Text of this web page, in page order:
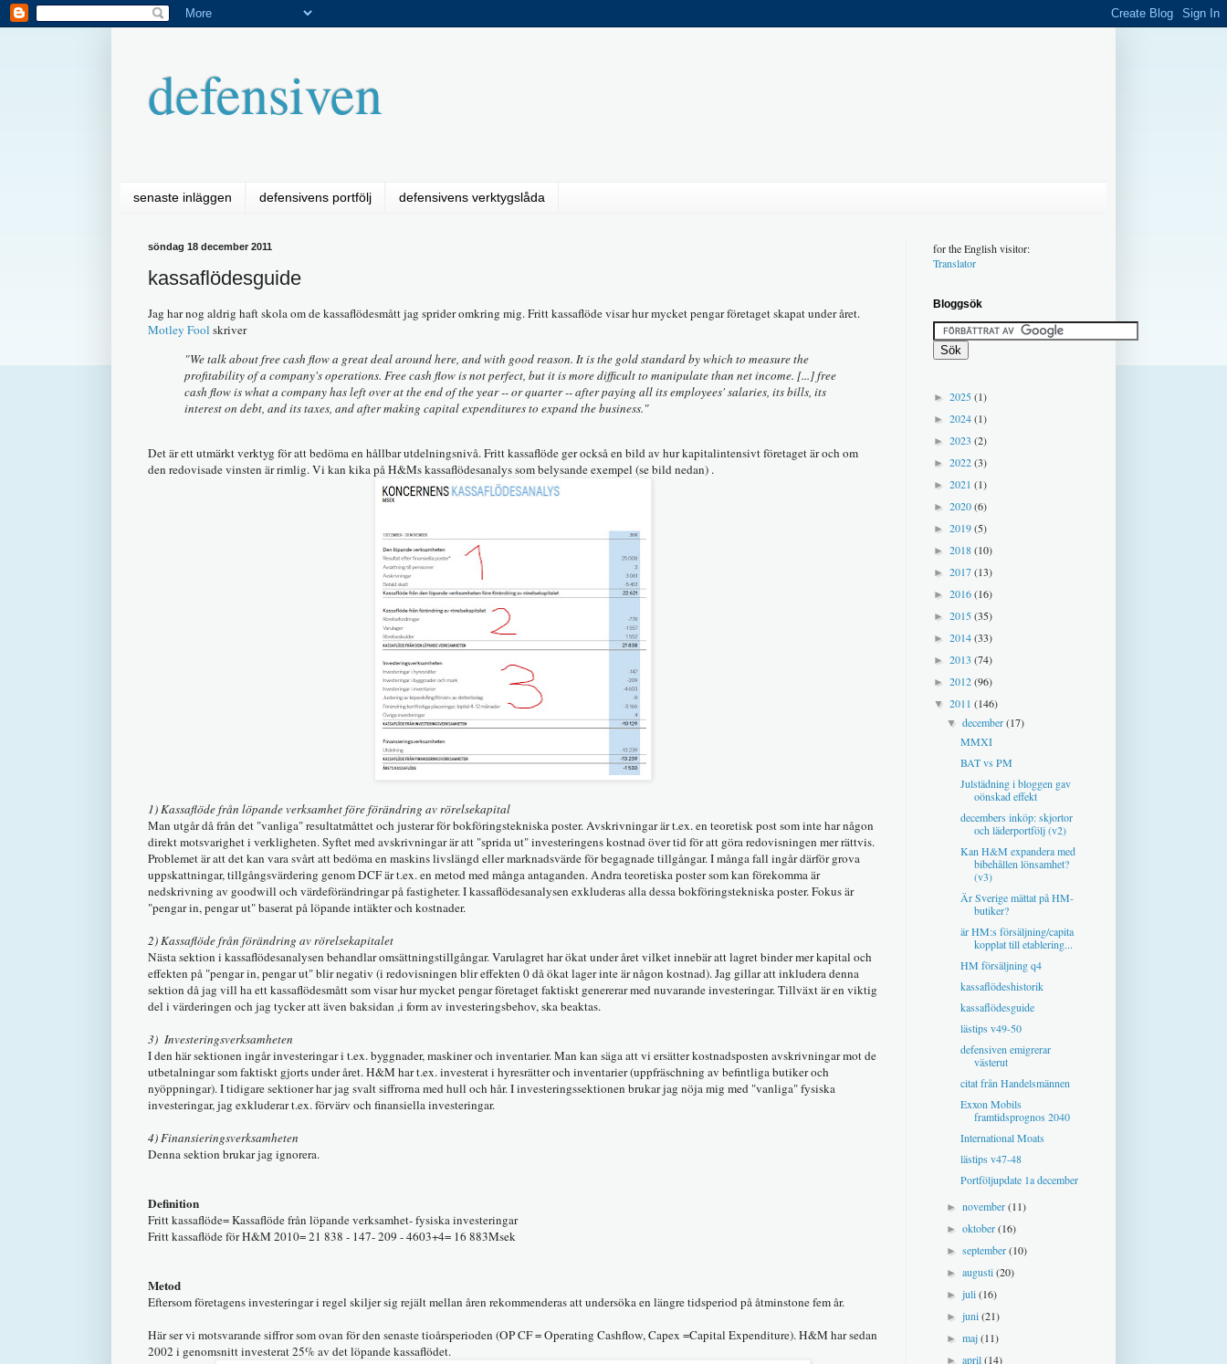
defensiven
senaste inläggen defensivens portfölj defensivens verktygslåda
söndag 18 december 2011
kassaflödesguide
Jag har nog aldrig haft skola om de kassaflödesmått jag sprider omkring mig. Fritt kassaflöde visar hur mycket pengar företaget skapat under året.
Motley Fool skriver
"We talk about free cash flow a great deal around here, and with good reason. It is the gold standard by which to measure the
profitability of a company's operations. Free cash flow is not perfect, but it is more difficult to manipulate than net income. [...] free
cash flow is what a company has left over at the end of the year -- or quarter -- after paying all its employees' salaries, its bills, its
interest on debt, and its taxes, and after making capital expenditures to expand the business."
Det är ett utmärkt verktyg för att bedöma en hållbar utdelningsnivå. Fritt kassaflöde ger också en bild av hur kapitalintensivt företaget är och om
den redovisade vinsten är rimlig. Vi kan kika på H&Ms kassaflödesanalys som belysande exempel (se bild nedan) .
1) Kassaflöde från löpande verksamhet före förändring av rörelsekapital
Man utgår då från det "vanliga" resultatmåttet och justerar för bokföringstekniska poster. Avskrivningar är t.ex. en teoretisk post som inte har någon
direkt motsvarighet i verkligheten. Syftet med avskrivningar är att "sprida ut" investeringens kostnad över tid för att göra redovisningen mer rättvis.
Problemet är att det kan vara svårt att bedöma en maskins livslängd eller marknadsvärde för begagnade tillgångar. I många fall ingår därför grova
uppskattningar, tillgångsvärdering genom DCF är t.ex. en metod med många antaganden. Andra teoretiska poster som kan förekomma är
nedskrivning av goodwill och värdeförändringar på fastigheter. I kassaflödesanalysen exkluderas alla dessa bokföringstekniska poster. Fokus är
"pengar in, pengar ut" baserat på löpande intäkter och kostnader.
2) Kassaflöde från förändring av rörelsekapitalet
Nästa sektion i kassaflödesanalysen behandlar omsättningstillgångar. Varulagret har ökat under året vilket innebär att lagret binder mer kapital och
effekten på "pengar in, pengar ut" blir negativ (i redovisningen blir effekten 0 då ökat lager inte är någon kostnad). Jag gillar att inkludera denna
sektion då jag vill ha ett kassaflödesmått som visar hur mycket pengar företaget faktiskt genererar med nuvarande investeringar. Tillväxt är en viktig
del i värderingen och jag tycker att även baksidan ,i form av investeringsbehov, ska beaktas.
3) Investeringsverksamheten
I den här sektionen ingår investeringar i t.ex. byggnader, maskiner och inventarier. Man kan säga att vi ersätter kostnadsposten avskrivningar mot de
utbetalningar som faktiskt gjorts under året. H&M har t.ex. investerat i hyresrätter och inventarier (uppfräschning av befintliga butiker och
nyöppningar). I tidigare sektioner har jag svalt siffrorna med hull och hår. I investeringssektionen brukar jag nöja mig med "vanliga" fysiska
investeringar, jag exkluderar t.ex. förvärv och finansiella investeringar.
4) Finansieringsverksamheten
Denna sektion brukar jag ignorera.
Definition
Fritt kassaflöde= Kassaflöde från löpande verksamhet- fysiska investeringar
Fritt kassaflöde för H&M 2010= 21 838 - 147- 209 - 4603+4= 16 883Msek
Metod
Eftersom företagens investeringar i regel skiljer sig rejält mellan åren rekommenderas att undersöka en längre tidsperiod på åtminstone fem år.
Här ser vi motsvarande siffror som ovan för den senaste tioårsperioden (OP CF = Operating Cashflow, Capex =Capital Expenditure). H&M har sedan
2002 i genomsnitt investerat 25% av det löpande kassaflödet.
for the English visitor:
Translator
Bloggsök
► 2025(1)
► 2024(1)
► 2023 (2)
► 2022(3)
► 2021 (1)
► 2020(6)
► 2019(5)
► 2018(10)
► 2017(13)
► 2016(16)
► 2015(35)
► 2014(33)
► 2013 (74)
► 2012(96)
▼ 2011 (146)
▼december(17)
MMXI
BAT vs PM
Julstädning i bloggen gav
oönskad effekt
decembers inköp: skjortor
och läderportfölj (v2)
Kan H&M expandera med
bibehållen lönsamhet?
(v3)
Är Sverige mättat på HM-
butiker?
är HM:s försäljning/capita
kopplat till etablering...
HM försäljning q4
kassaflödeshistorik
kassaflödesguide
lästips v49-50
defensiven emigrerar
västerut
citat från Handelsmännen
Exxon Mobils
framtidsprognos 2040
International Moats
lästips v47-48
Portföljupdate 1a december
►november(11)
►oktober(16)
►september(10)
►augusti(20)
►juli(16)
►juni(21)
►maj(11)
►april(14)